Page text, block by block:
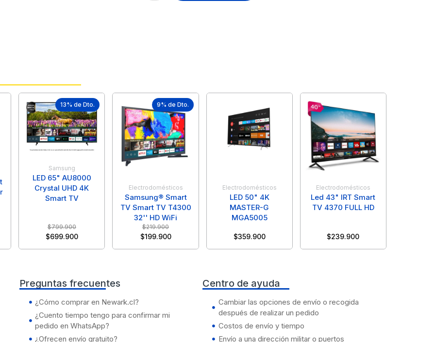
13% de Dto.
Samsung
LED 65" AU8000
Crystal UHD 4K
Smart TV
$799.900
$699.900
9% de Dto.
Electrodomésticos
Samsung® Smart
TV Smart TV T4300
32'' HD WiFi
$219.900
$199.900
Electrodomésticos
LED 50" 4K
MASTER-G
MGA5005
$359.900
Electrodomésticos
Led 43" IRT Smart
TV 4370 FULL HD
$239.900
Preguntas frecuentes
¿Cómo comprar en Newark.cl?
¿Cuento tiempo tengo para confirmar mi
pedido en WhatsApp?
¿Ofrecen envío gratuito?
Centro de ayuda
Cambiar las opciones de envío o recogida
después de realizar un pedido
Costos de envío y tiempo
Envío a una dirección militar o puertos